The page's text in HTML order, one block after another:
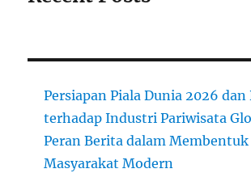
Persiapan Piala Dunia 2026
terhadap Industri Pariwisata
Peran Berita dalam Membentuk
Masyarakat Modern